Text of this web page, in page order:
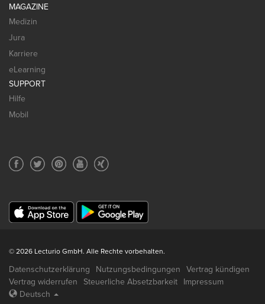
MAGAZINE
Medizin
Jura
Karriere
eLearning
SUPPORT
Hilfe
Mobil
© 2026 Lecturio GmbH. Alle Rechte vorbehalten.
Datenschutzerklärung Nutzungsbedingungen
Vertrag kündigen
Vertrag widerrufen
Steuerliche Absetzbarkeit
Impressum
Deutsch